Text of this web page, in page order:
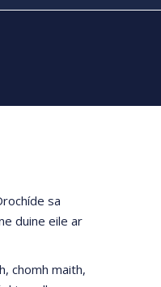
sa
duine eile ar
chomh maith,